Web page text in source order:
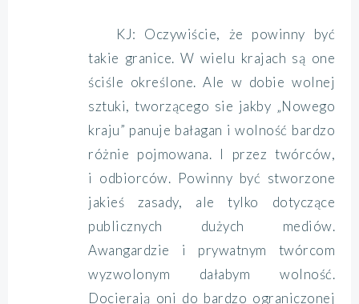
KJ: Oczywiście, że powinny być
takie granice. W wielu krajach są one
ściśle określone. Ale w dobie wolnej
sztuki, tworzącego sie jakby „Nowego
kraju” panuje bałagan i wolność bardzo
różnie pojmowana. I przez twórców,
i odbiorców. Powinny być stworzone
jakieś zasady, ale tylko dotyczące
publicznych dużych mediów.
Awangardzie i prywatnym twórcom
wyzwolonym dałabym wolność.
Docierają oni do bardzo ograniczonej